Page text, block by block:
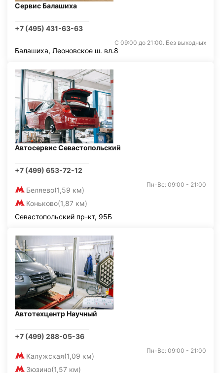
Сервис Балашиха
+7 (495) 431-63-63
С 09:00 до 21:00. Без выходных
Балашиха, Леоновское ш. вл.8
Автосервис Севастопольский
+7 (499) 653-72-12
Беляево(1,59 км)
Коньково(1,87 км)
Пн-Вс: 09:00 - 21:00
Севастопольский пр-кт, 95Б
Автотехцентр Научный
+7 (499) 288-05-36
Калужская(1,09 км)
Зюзино(1,57 км)
Пн-Вс: 09:00 - 21:00